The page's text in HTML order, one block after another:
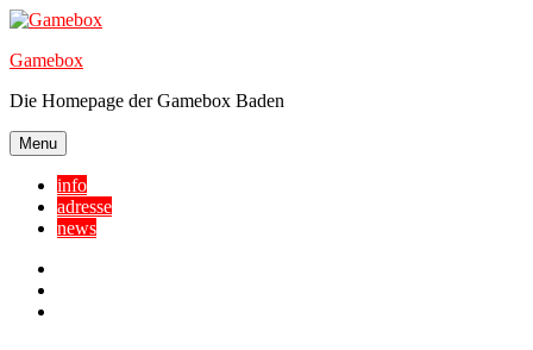
Skip
content
Gamebox
Die Homepage der Gamebox Baden
Menu
info
adresse
news